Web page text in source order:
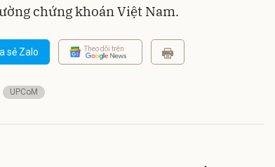
chứng khoán Việt Nam.
sẻ Zalo Theo dõi trên
UPCoM